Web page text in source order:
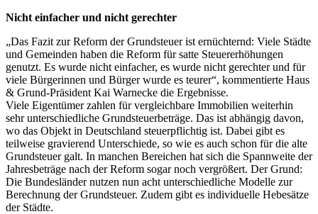
Nicht einfacher und nicht gerechter
„Das Fazit zur Reform der Grundsteuer ist ernüchternd: Viele Städte
und Gemeinden haben die Reform für satte Steuererhöhungen
genutzt. Es wurde nicht einfacher, es wurde nicht gerechter und für
viele Bürgerinnen und Bürger wurde es teurer“, kommentierte Haus
& Grund-Präsident Kai Warnecke die Ergebnisse.
Viele Eigentümer zahlen für vergleichbare Immobilien weiterhin
sehr unterschiedliche Grundsteuerbeträge. Das ist abhängig davon,
wo das Objekt in Deutschland steuerpflichtig ist. Dabei gibt es
teilweise gravierend Unterschiede, so wie es auch schon für die alte
Grundsteuer galt. In manchen Bereichen hat sich die Spannweite der
Jahresbeträge nach der Reform sogar noch vergrößert. Der Grund:
Die Bundesländer nutzen nun acht unterschiedliche Modelle zur
Berechnung der Grundsteuer. Zudem gibt es individuelle Hebesätze
der Städte.